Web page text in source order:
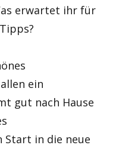
erwartet ihr für
ein
gut nach Hause
Start in die neue